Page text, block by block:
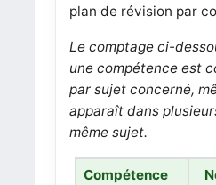
plan de révision par
Le comptage ci-
une compétence est
par sujet concerné,
apparaît dans
même sujet.
Compétence